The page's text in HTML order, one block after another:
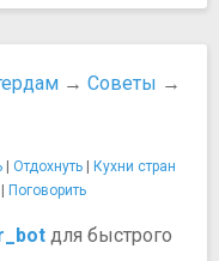
→ Советы →
| Отдохнуть| Кухни стран
| Поговорить
для быстрого